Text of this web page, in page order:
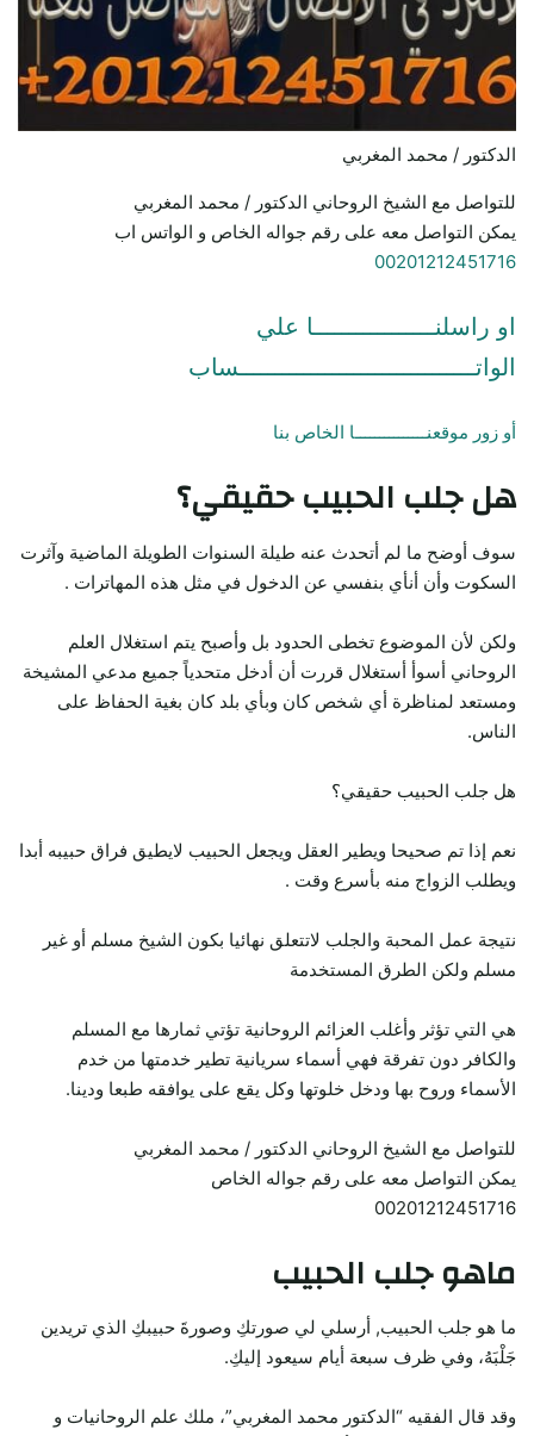
الدكتور / محمد المغربي
للتواصل مع الشيخ الروحاني الدكتور / محمد المغربي
يمكن التواصل معه على رقم جواله الخاص و الواتس اب
00201212451716
او راسلنـــــــــــــــــا علي
الواتـــــــــــــــــــــــــــــــــساب
أو زور موقعنـــــــــــــــا الخاص بنا
هل جلب الحبيب حقيقي؟
سوف أوضح ما لم أتحدث عنه طيلة السنوات الطويلة الماضية وآثرت
السكوت وأن أنأي بنفسي عن الدخول في مثل هذه المهاترات .
ولكن لأن الموضوع تخطى الحدود بل وأصبح يتم استغلال العلم
الروحاني أسوأ أستغلال قررت أن أدخل متحدياً جميع مدعي المشيخة
ومستعد لمناظرة أي شخص كان وبأي بلد كان بغية الحفاظ على
الناس.
هل جلب الحبيب حقيقي؟
نعم إذا تم صحيحا ويطير العقل ويجعل الحبيب لايطيق فراق حبيبه أبدا
ويطلب الزواج منه بأسرع وقت .
نتيجة عمل المحبة والجلب لاتتعلق نهائيا بكون الشيخ مسلم أو غير
مسلم ولكن الطرق المستخدمة
هي التي تؤثر وأغلب العزائم الروحانية تؤتي ثمارها مع المسلم
والكافر دون تفرقة فهي أسماء سريانية تطير خدمتها من خدم
الأسماء وروح بها ودخل خلوتها وكل يقع على يوافقه طبعا ودينا.
للتواصل مع الشيخ الروحاني الدكتور / محمد المغربي
يمكن التواصل معه على رقم جواله الخاص
00201212451716
ماهو جلب الحبيب
ما هو جلب الحبيب, أرسلي لي صورتكِ وصورةَ حبيبكِ الذي تريدين
جَلْبَهُ، وفي ظرف سبعة أيام سيعود إليكِ.
وقد قال الفقيه “الدكتور محمد المغربي”، ملك علم الروحانيات و